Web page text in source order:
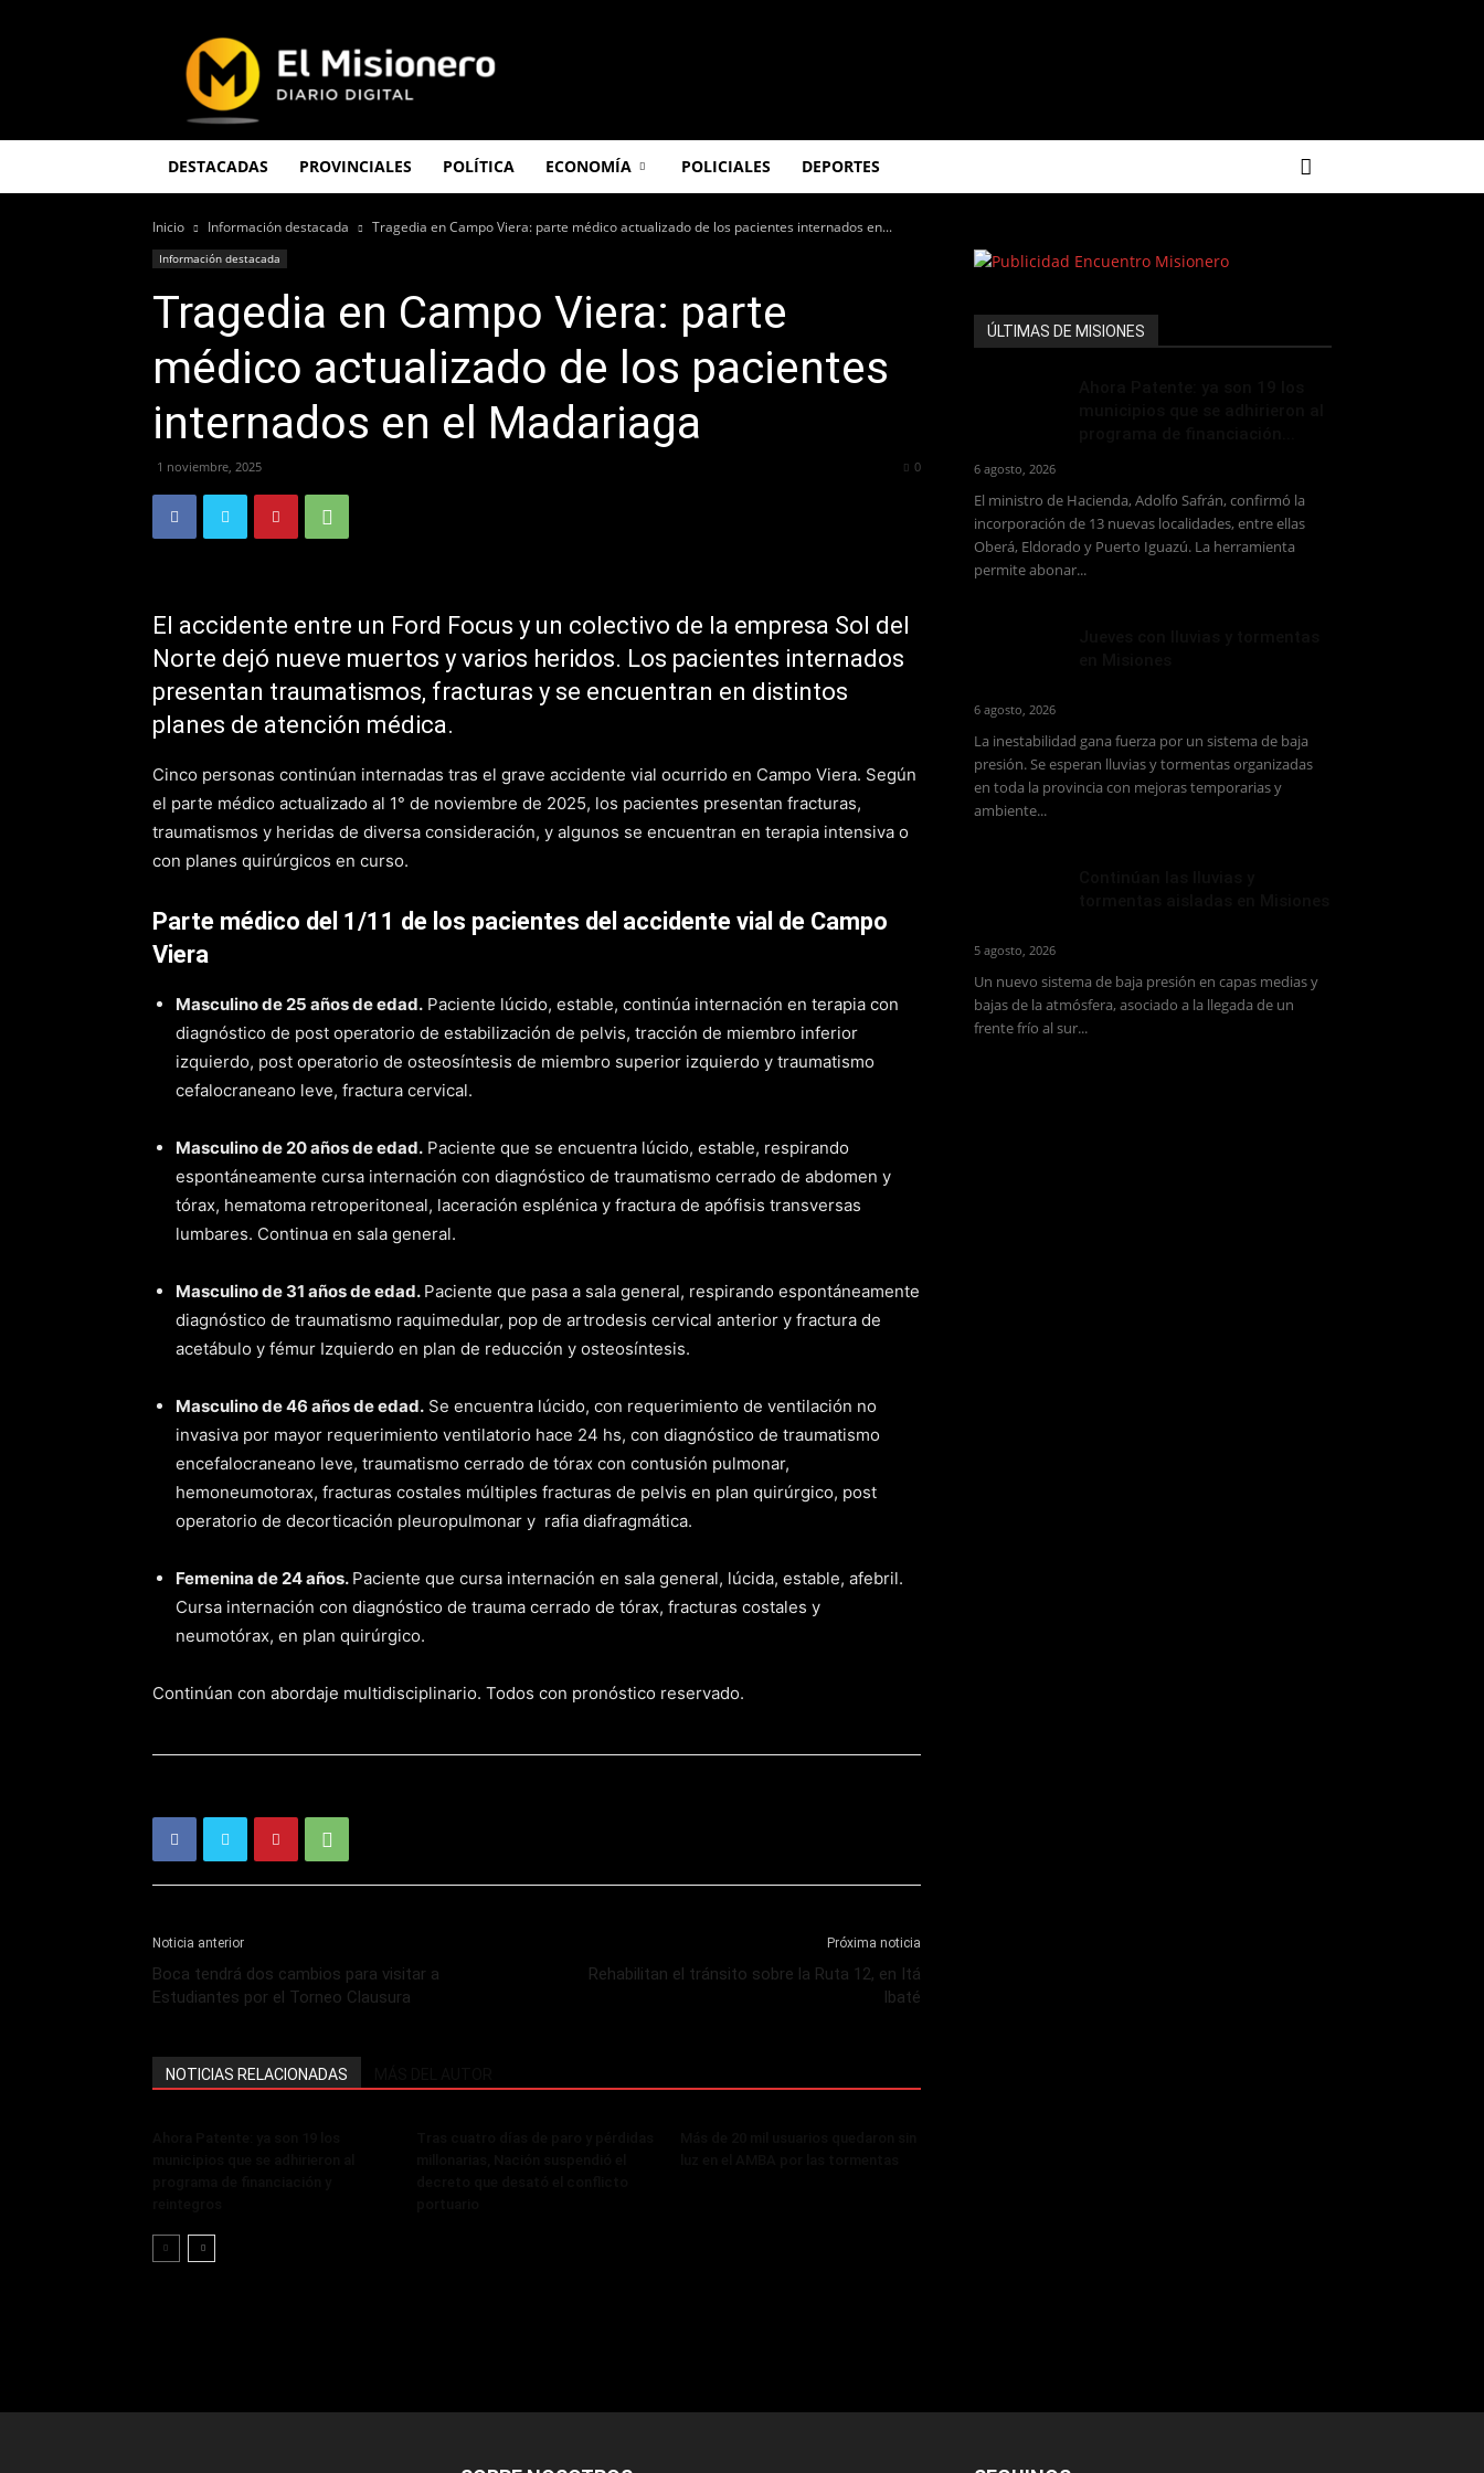
Misionero
DESTACADAS PROVINCIALES POLÍTICA ECONOMÍA POLICIALES DEPORTES
Inicio Información destacada Tragedia en Campo Viera: parte médico actualizado de los pacientes internados en...
Información destacada
Tragedia en Campo Viera: parte
médico actualizado de los pacientes
internados en el Madariaga
1 noviembre, 2025 0
El accidente entre un Ford Focus y un colectivo de la empresa Sol del
Norte dejó nueve muertos y varios heridos. Los pacientes internados
presentan traumatismos, fracturas y se encuentran en distintos
planes de atención médica.
Cinco personas continúan internadas tras el grave accidente vial ocurrido en Campo Viera. Según
el parte médico actualizado al 1° de noviembre de 2025, los pacientes presentan fracturas,
traumatismos y heridas de diversa consideración, y algunos se encuentran en terapia intensiva o
con planes quirúrgicos en curso.
Parte médico del 1/11 de los pacientes del accidente vial de Campo
Viera
Masculino de 25 años de edad. Paciente lúcido, estable, continúa internación en terapia con
diagnóstico de post operatorio de estabilización de pelvis, tracción de miembro inferior
izquierdo, post operatorio de osteosíntesis de miembro superior izquierdo y traumatismo
cefalocraneano leve, fractura cervical.
Masculino de 20 años de edad. Paciente que se encuentra lúcido, estable, respirando
espontáneamente cursa internación con diagnóstico de traumatismo cerrado de abdomen y
tórax, hematoma retroperitoneal, laceración esplénica y fractura de apófisis transversas
lumbares. Continua en sala general.
Masculino de 31 años de edad. Paciente que pasa a sala general, respirando espontáneamente
diagnóstico de traumatismo raquimedular, pop de artrodesis cervical anterior y fractura de
acetábulo y fémur Izquierdo en plan de reducción y osteosíntesis.
Masculino de 46 años de edad. Se encuentra lúcido, con requerimiento de ventilación no
invasiva por mayor requerimiento ventilatorio hace 24 hs, con diagnóstico de traumatismo
encefalocraneano leve, traumatismo cerrado de tórax con contusión pulmonar,
hemoneumotorax, fracturas costales múltiples fracturas de pelvis en plan quirúrgico, post
operatorio de decorticación pleuropulmonar y rafia diafragmática.
Femenina de 24 años. Paciente que cursa internación en sala general, lúcida, estable, afebril.
Cursa internación con diagnóstico de trauma cerrado de tórax, fracturas costales y
neumotórax, en plan quirúrgico.
Continúan con abordaje multidisciplinario. Todos con pronóstico reservado.
Noticia anterior
Boca tendrá dos cambios para visitar a
Estudiantes por el Torneo Clausura
Próxima noticia
Rehabilitan el tránsito sobre la Ruta 12, en Itá
Ibaté
NOTICIAS RELACIONADAS
ÚLTIMAS DE MISIONES
6 agosto, 2026
El ministro de Hacienda, Adolfo Safrán, confirmó la
incorporación de 13 nuevas localidades, entre ellas
Oberá, Eldorado y Puerto Iguazú. La herramienta
permite abonar...
6 agosto, 2026
La inestabilidad gana fuerza por un sistema de baja
presión. Se esperan lluvias y tormentas organizadas
en toda la provincia con mejoras temporarias y
ambiente...
5 agosto, 2026
Un nuevo sistema de baja presión en capas medias y
bajas de la atmósfera, asociado a la llegada de un
frente frío al sur...